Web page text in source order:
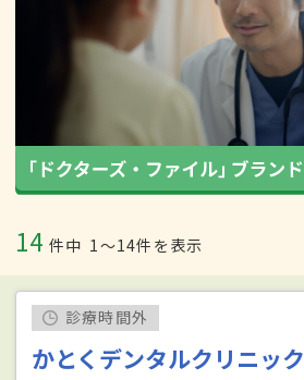
14 件中 1〜14件を表示
診療時間外
かとくデンタルクリニック